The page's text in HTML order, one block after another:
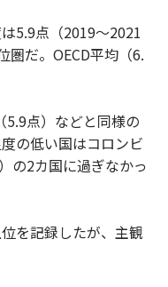
5.9点（2019～2021
圏だ。OECD平均（6.
点）などと同様の
の低い国はコロンビ
の2カ国に過ぎなかっ
を記録したが、主観